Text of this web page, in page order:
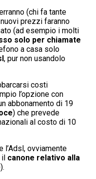
(chi fa tante
prezzi faranno
(ad esempio i molti
solo per chiamate
a casa solo
, pur non usandolo
costi
l’opzione con
abbonamento di 19
) che prevede
al costo di 10
l’Adsl, ovviamente
il canone relativo alla